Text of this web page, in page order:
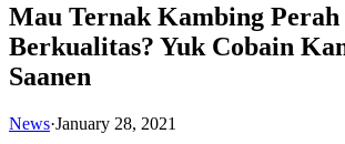
Mau Ternak Kambing Perah
Berkualitas? Yuk Cobain
Saanen
News·January 28, 2021